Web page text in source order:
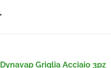
Dynavap Griglia Acciaio 3pz